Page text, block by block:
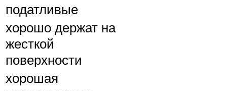
податливые
хорошо держат на
жесткой
поверхности
хорошая